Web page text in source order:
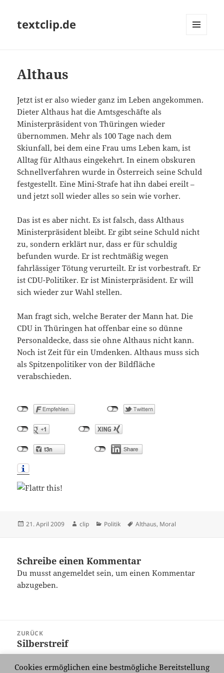
textclip.de
Althaus
Jetzt ist er also wieder ganz im Leben angekommen.
Dieter Althaus hat die Amtsgeschäfte als
Ministerpräsident von Thüringen wieder
übernommen. Mehr als 100 Tage nach dem
Skiunfall, bei dem eine Frau ums Leben kam, ist
Alltag für Althaus eingekehrt. In einemobskuren
Schnellverfahren wurde in Österreich seine Schuld
festgestellt. Eine Mini-Strafe hat ihn dabei ereilt –
und jetzt soll wieder alles so sein wie vorher.
Das ist es aber nicht. Es ist falsch, dass Althaus
Ministerpräsident bleibt. Er gibt seine Schuld nicht
zu, sondern erklärt nur, dass er für schuldig
befunden wurde. Er ist rechtmäßig wegen
fahrlässiger Tötung verurteilt. Er ist vorbestraft. Er
ist CDU-Politiker. Er ist Ministerpräsident. Er will
sich wieder zur Wahl stellen.
Man fragt sich, welche Berater der Mann hat. Die
CDU in Thüringen hat offenbar eine so dünne
Personaldecke, dass sie ohne Althaus nicht kann.
Noch ist Zeit für ein Umdenken. Althaus muss sich
als Spitzenpolitiker von der Bildfläche
verabschieden.
Veröffentlicht
21. April 2009 Autor
clip Kategorien
Politik Schlagwörter
Althaus, Moral
Schreibe einen Kommentar
Du musstangemeldet sein, um einen Kommentar
abzugeben.
ZURÜCK
Vorheriger
Beitrag:
Silberstreif
Cookies ermöglichen eine bestmögliche Bereitstellung